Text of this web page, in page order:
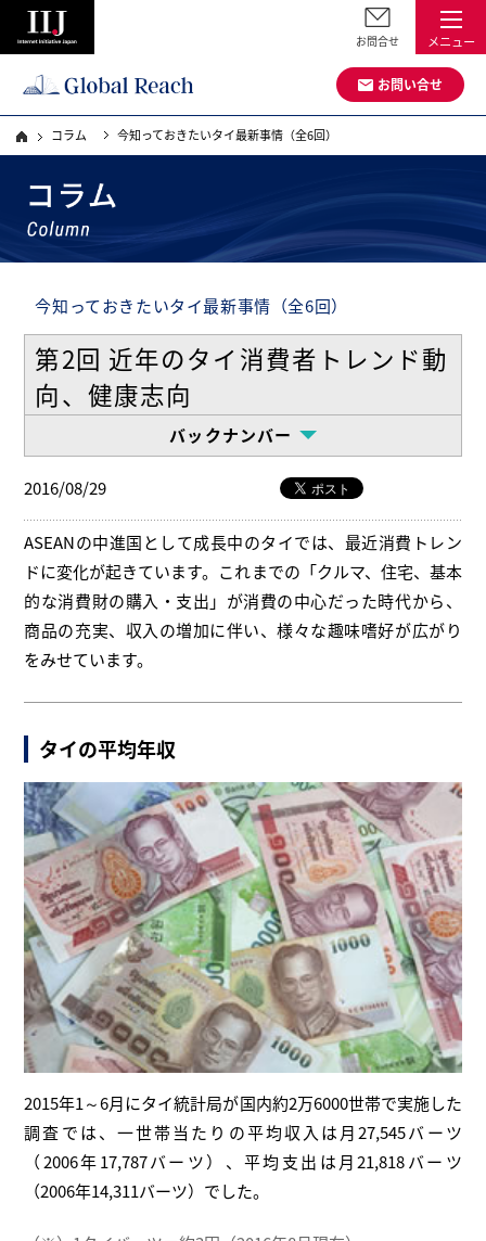
メニュー
お問合せ
お問い合せ
コラム 今知っておきたいタイ最新事情（全6回）
今知っておきたいタイ最新事情（全6回）
第2回 近年のタイ消費者トレンド動
向、健康志向
バックナンバー
2016/08/29
ASEANの中進国として成長中のタイでは、最近消費トレン
ドに変化が起きています。これまでの「クルマ、住宅、基本
的な消費財の購入・支出」が消費の中心だった時代から、
商品の充実、収入の増加に伴い、様々な趣味嗜好が広がり
をみせています。
タイの平均年収
2015年1～6月にタイ統計局が国内約2万6000世帯で実施した
調査では、一世帯当たりの平均収入は月27,545バーツ
（2006年17,787バーツ）、平均支出は月21,818バーツ
（2006年14,311バーツ）でした。